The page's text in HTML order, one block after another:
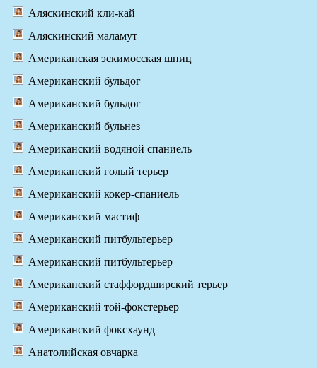
Аляскинский кли-кай
Аляскинский маламут
Американская эскимосская шпиц
Американский бульдог
Американский бульдог
Американский бульнез
Американский водяной спаниель
Американский голый терьер
Американский кокер-спаниель
Американский мастиф
Американский питбультерьер
Американский питбультерьер
Американский стаффордширский терьер
Американский той-фокстерьер
Американский фоксхаунд
Анатолийская овчарка